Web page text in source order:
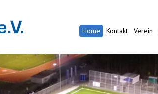
Home Kontakt Verein